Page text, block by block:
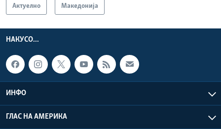
Актуелно Македонија
НАКУСО...
ИНФО
ГЛАС НА АМЕРИКА